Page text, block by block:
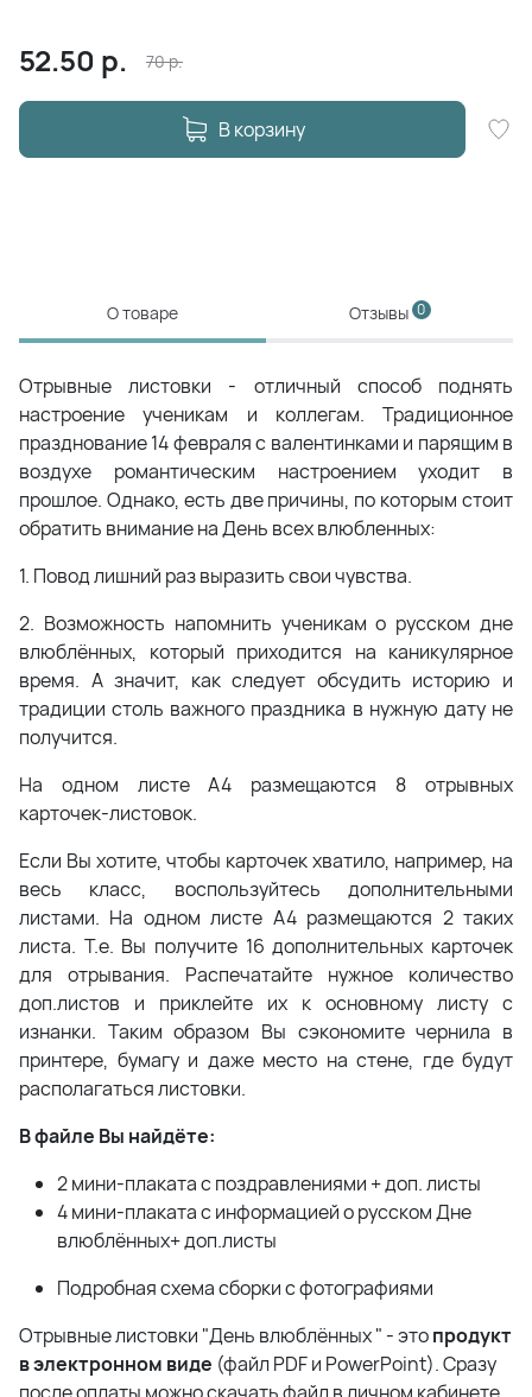
52.50 р. 70р.
В корзину
О товаре Отзывы 0
Отрывные листовки - отличный способ поднять
настроение ученикам и коллегам. Традиционное
празднование 14 февраля с валентинками и парящим в
воздухе романтическим настроением уходит в
прошлое. Однако, есть две причины, по которым стоит
обратить внимание на День всех влюбленных:
1. Повод лишний раз выразить свои чувства.
2. Возможность напомнить ученикам о русском дне
влюблённых, который приходится на каникулярное
время. А значит, как следует обсудить историю и
традиции столь важного праздника в нужную дату не
получится.
На одном листе А4 размещаются 8 отрывных
карточек-листовок.
Если Вы хотите, чтобы карточек хватило, например, на
весь класс, воспользуйтесь дополнительными
листами. На одном листе А4 размещаются 2 таких
листа. Т.е. Вы получите 16 дополнительных карточек
для отрывания. Распечатайте нужное количество
доп.листов и приклейте их к основному листу с
изнанки. Таким образом Вы сэкономите чернила в
принтере, бумагу и даже место на стене, где будут
располагаться листовки.
В файле Вы найдёте:
2 мини-плаката с поздравлениями + доп. листы
4 мини-плаката с информацией о русском Дне
влюблённых+ доп.листы
Подробная схема сборки с фотографиями
Отрывные листовки "День влюблённых " - этопродукт
в электронном виде (файл PDF и PowerPoint). Сразу